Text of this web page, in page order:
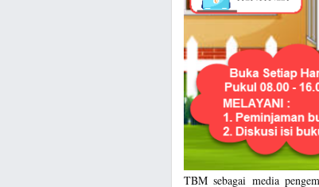
TBM sebagai media